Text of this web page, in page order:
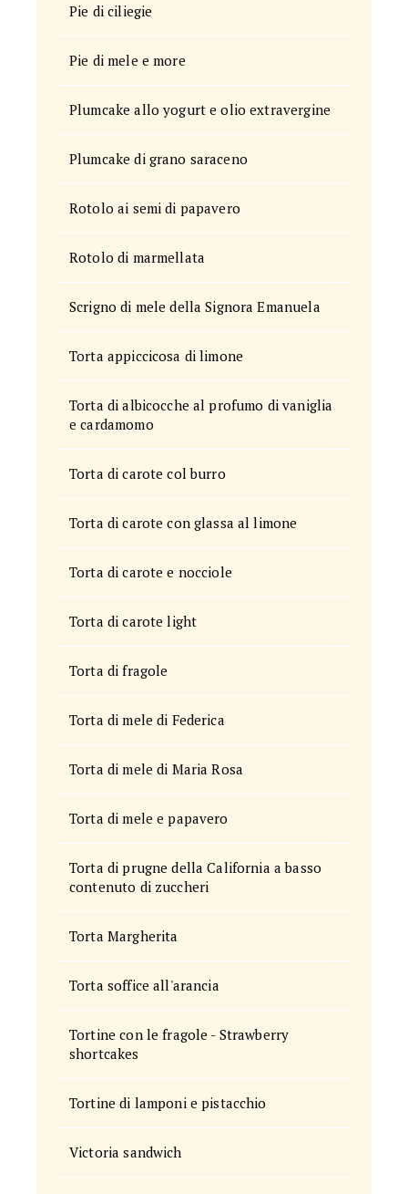
Pie di ciliegie
Pie di mele e more
Plumcake allo yogurt e olio extravergine
Plumcake di grano saraceno
Rotolo ai semi di papavero
Rotolo di marmellata
Scrigno di mele della Signora Emanuela
Torta appiccicosa di limone 
Torta di albicocche al profumo di vaniglia
e cardamomo
Torta di carote col burro
Torta di carote con glassa al limone
Torta di carote e nocciole
Torta di carote light
Torta di fragole
Torta di mele di Federica
Torta di mele di Maria Rosa
Torta di mele e papavero
Torta di prugne della California a basso
contenuto di zuccheri
Torta Margherita
Torta soffice all'arancia
Tortine con le fragole - Strawberry
shortcakes
Tortine di lamponi e pistacchio
Victoria sandwich